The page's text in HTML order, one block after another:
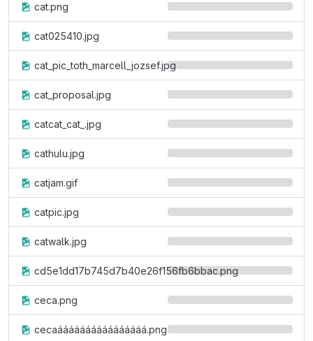
cat.png
cat025410.jpg
cat_pic_toth_marcell_jozsef.jpg
cat_proposal.jpg
catcat_cat_.jpg
cathulu.jpg
catjam.gif
catpic.jpg
catwalk.jpg
cd5e1dd17b745d7b40e26f156fb6bbac.png
ceca.png
cecaáááááááááááááááá.png